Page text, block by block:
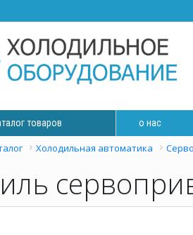
товаров о нас
Холодильная автоматика